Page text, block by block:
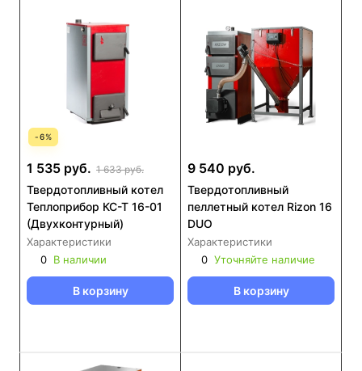
-6%
1 535 руб. 1 633 руб.
Твердотопливный котел
Теплоприбор КС-Т 16-01
(Двухконтурный)
Характеристики
0 В наличии
В корзину
9 540 руб.
Твердотопливный
пеллетный котел Rizon 16
DUO
Характеристики
0 Уточняйте наличие
В корзину